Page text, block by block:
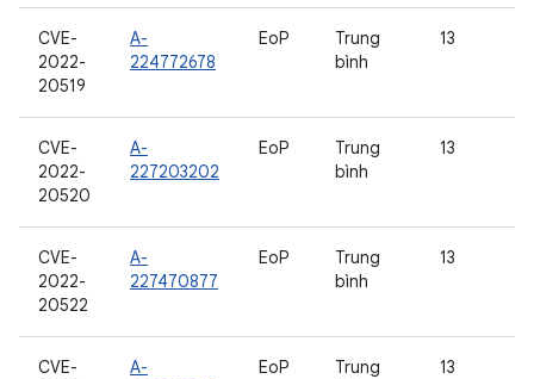
CVE-
2022-
20519
A-
224772678
EoP
Trung
bình
13
CVE-
2022-
20520
A-
227203202
EoP
Trung
bình
13
CVE-
2022-
20522
A-
227470877
EoP
Trung
bình
13
CVE-
A-
EoP
Trung
13